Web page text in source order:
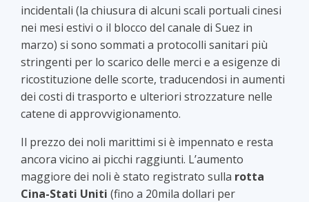
incidentali (la chiusura di alcuni scali portuali cinesi
nei mesi estivi o il blocco del canale di Suez in
marzo) si sono sommati a protocolli sanitari più
stringenti per lo scarico delle merci e a esigenze di
ricostituzione delle scorte, traducendosi in aumenti
dei costi di trasporto e ulteriori strozzature nelle
catene di approvvigionamento.
Il prezzo dei noli marittimi si è impennato e resta
ancora vicino ai picchi raggiunti. L’aumento
maggiore dei noli è stato registrato sulla rotta
Cina-Stati Uniti (fino a 20mila dollari per